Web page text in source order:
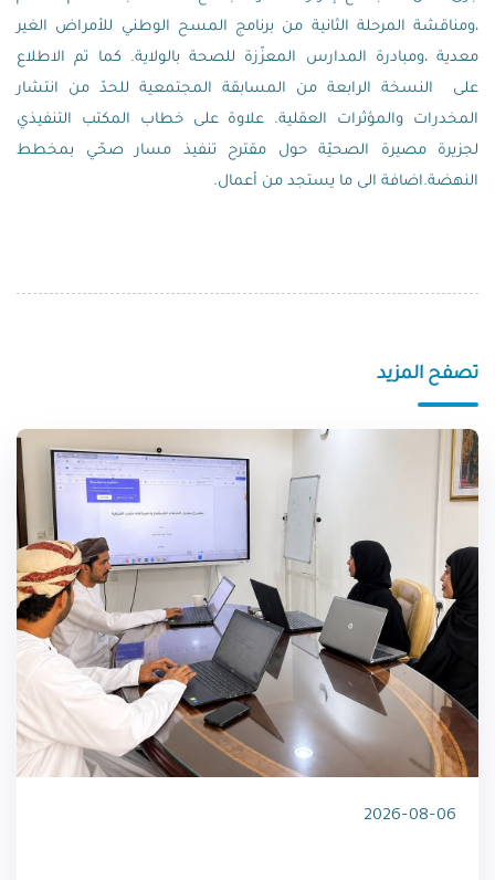
،ومناقشة المرحلة الثانية من برنامج المسح الوطني للأمراض الغير
معدية ،ومبادرة المدارس المعزّزة للصحة بالولاية. كما تم الاطلاع
على النسخة الرابعة من المسابقة المجتمعية للحدّ من انتشار
المخدرات والمؤثرات العقلية. علاوة علىخطاب المكتب التنفيذي
لجزيرة مصيرة الصحيّة حول مقترح تنفيذ مسار صحّي بمخطط
النهضة.اضافة الى ما يستجد من أعمال.
تصفح المزيد
2026-08-06